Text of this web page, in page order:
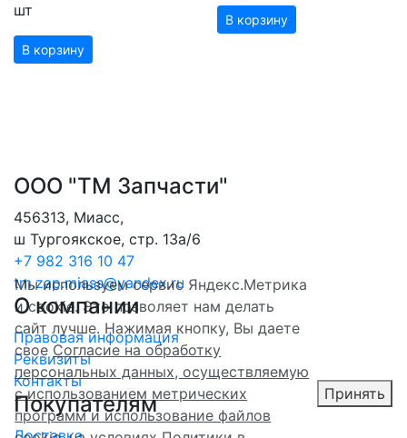
шт
В корзину
В корзину
ООО "ТМ Запчасти"
456313, Миасс,
ш Тургоякское, стр. 13а/6
+7 982 316 10 47
tm.zap.miass@yandex.ru
О компании
Правовая информация
Реквизиты
Контакты
Покупателям
Мы используем сервис Яндекс.Метрика
и cookie. Это позволяет нам делать
сайт лучше. Нажимая кнопку, Вы даете
свое Согласие на обработку
персональных данных, осуществляемую
с использованием метрических
программ и использование файлов
Принять